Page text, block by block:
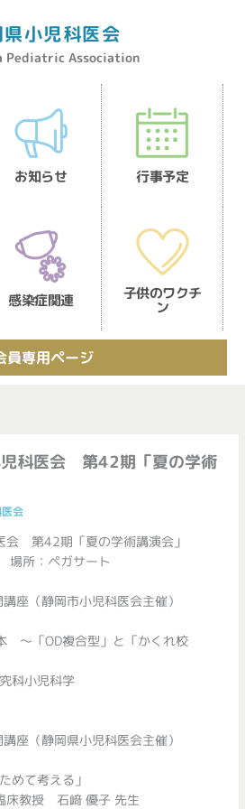
小児科医会
Pediatric Association
お知らせ 行事予定
感染症関連 子供のワクチ
ン
員専用ページ
科医会 第42期「夏の学術
会
会 第42期「夏の学術講演会」
所：ペガサート
（静岡市小児科医会主催）
〜「OD複合型」と「かくれ校
科小児科学
（静岡県小児科医会主催）
めて考える」
床教授 石﨑 優子 先生